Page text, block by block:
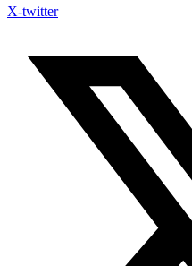
X-twitter